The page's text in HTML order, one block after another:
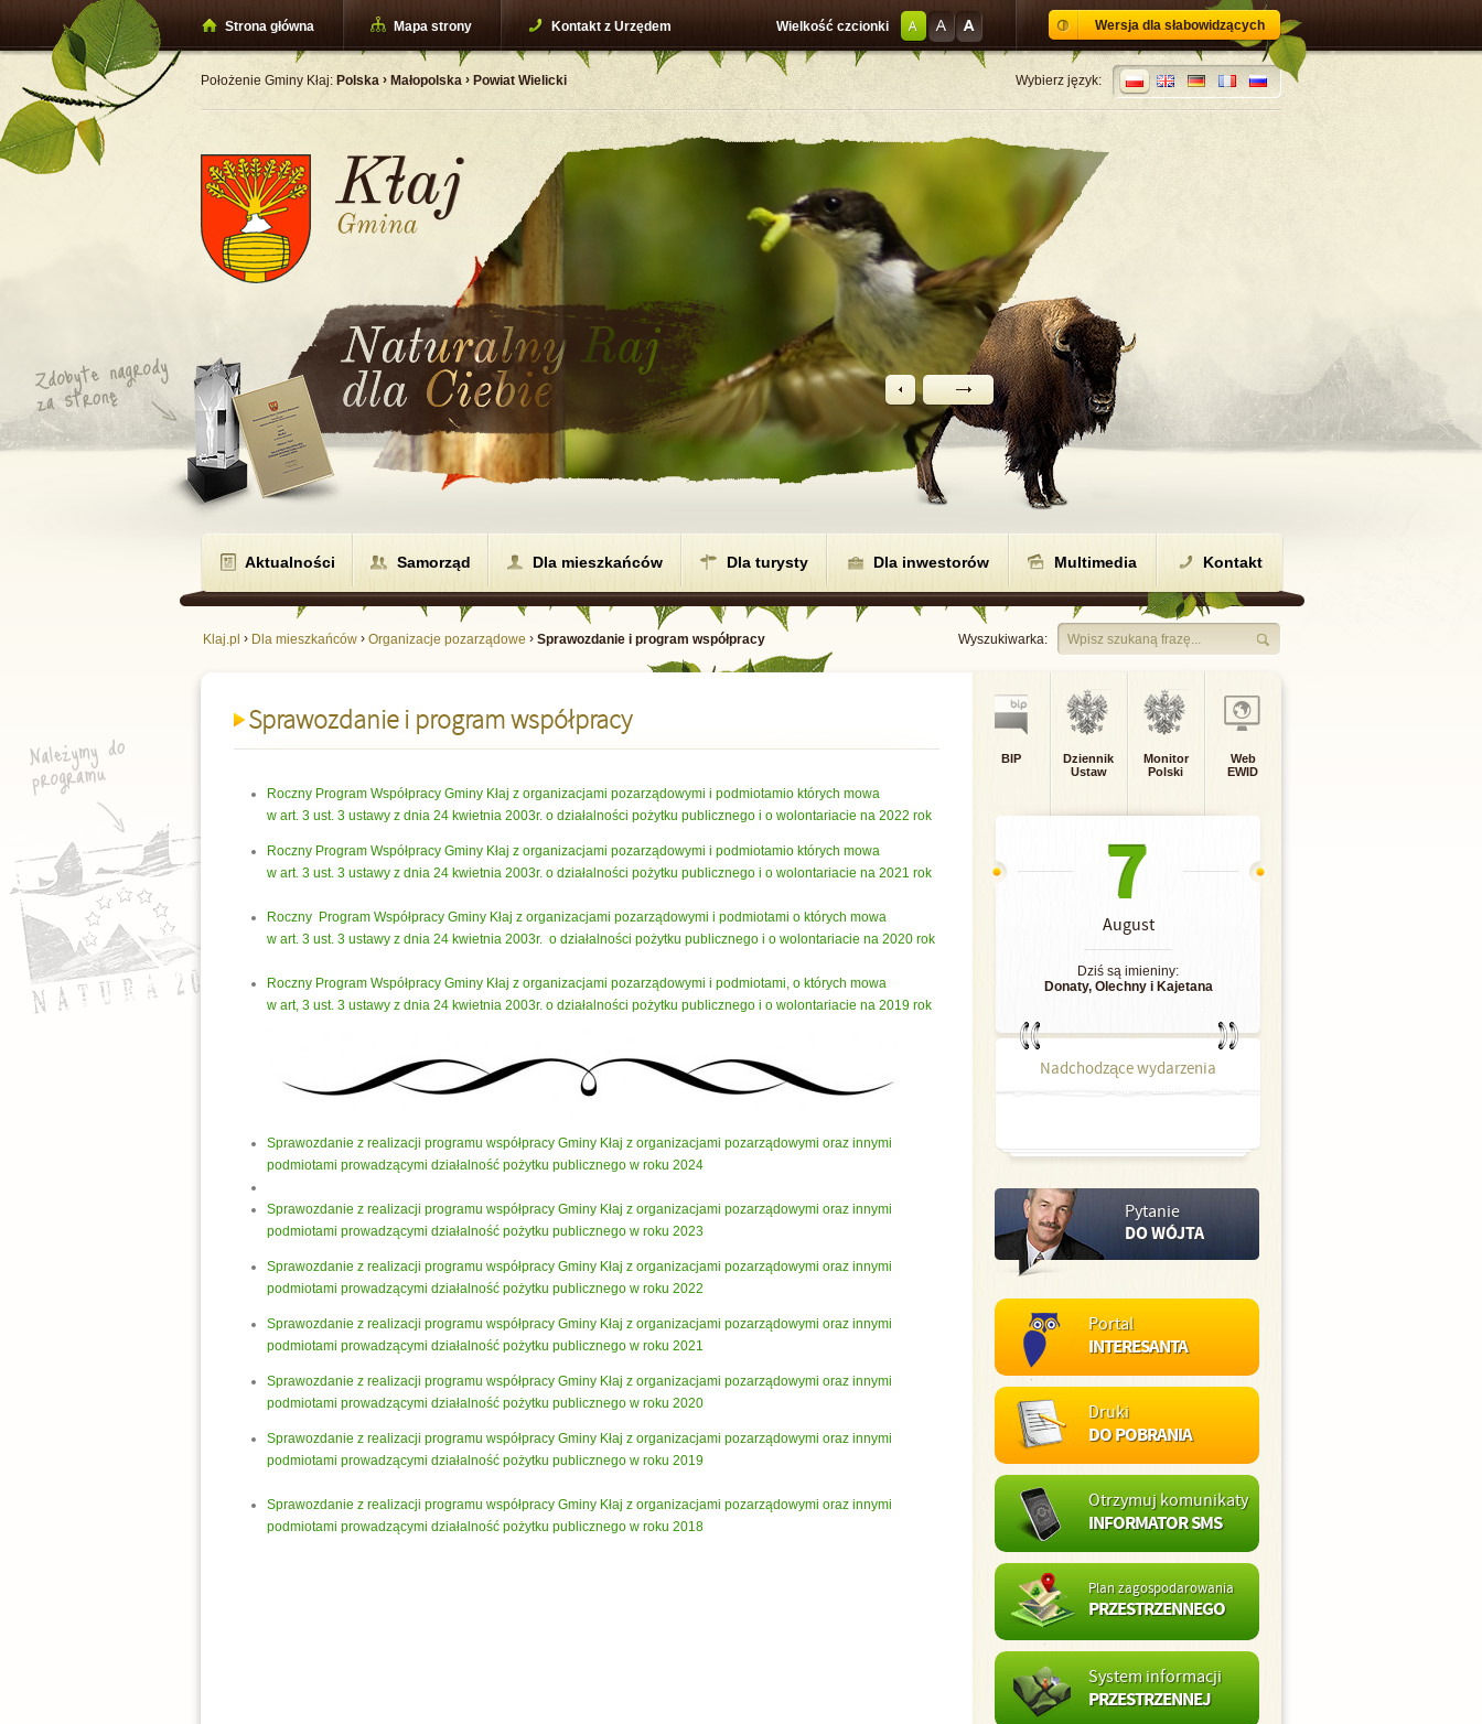
Położenie Gminy Kłaj: Polska › Małopolska › Powiat Wielicki Wybierz język:
Wersja dla słabowidzących
Wielkość czcionki
Strona główna Mapa strony Kontakt z Urzędem
Aktualności Samorząd Dla mieszkańców Dla turysty Dla inwestorów Multimedia Kontakt
Wyszukiwarka: Wpisz szukaną frazę...
Klaj.pl › Dla mieszkańców › Organizacje pozarządowe › Sprawozdanie i program współpracy
Sprawozdanie i program współpracy
Roczny Program Współpracy Gminy Kłaj z organizacjami pozarządowymi i podmiotamio których mowa
w art. 3 ust. 3 ustawy z dnia 24 kwietnia 2003r. o działalności pożytku publicznego i o wolontariacie na 2022 rok
Roczny Program Współpracy Gminy Kłaj z organizacjami pozarządowymi i podmiotamio których mowa
w art. 3 ust. 3 ustawy z dnia 24 kwietnia 2003r. o działalności pożytku publicznego i o wolontariacie na 2021 rok
Roczny Program Współpracy Gminy Kłaj z organizacjami pozarządowymi i podmiotami o których mowa
w art. 3 ust. 3 ustawy z dnia 24 kwietnia 2003r. o działalności pożytku publicznego i o wolontariacie na 2020 rok
Roczny Program Współpracy Gminy Kłaj z organizacjami pozarządowymi i podmiotami, o których mowa
w art, 3 ust. 3 ustawy z dnia 24 kwietnia 2003r. o działalności pożytku publicznego i o wolontariacie na 2019 rok
Sprawozdanie z realizacji programu współpracy Gminy Kłaj z organizacjami pozarządowymi oraz innymi
podmiotami prowadzącymi działalność pożytku publicznego w roku 2024
Sprawozdanie z realizacji programu współpracy Gminy Kłaj z organizacjami pozarządowymi oraz innymi
podmiotami prowadzącymi działalność pożytku publicznego w roku 2023
Sprawozdanie z realizacji programu współpracy Gminy Kłaj z organizacjami pozarządowymi oraz innymi
podmiotami prowadzącymi działalność pożytku publicznego w roku 2022
Sprawozdanie z realizacji programu współpracy Gminy Kłaj z organizacjami pozarządowymi oraz innymi
podmiotami prowadzącymi działalność pożytku publicznego w roku 2021
Sprawozdanie z realizacji programu współpracy Gminy Kłaj z organizacjami pozarządowymi oraz innymi
podmiotami prowadzącymi działalność pożytku publicznego w roku 2020
Sprawozdanie z realizacji programu współpracy Gminy Kłaj z organizacjami pozarządowymi oraz innymi
podmiotami prowadzącymi działalność pożytku publicznego w roku 2019
Sprawozdanie z realizacji programu współpracy Gminy Kłaj z organizacjami pozarządowymi oraz innymi
podmiotami prowadzącymi działalność pożytku publicznego w roku 2018
BIP
Dziennik
Ustaw
Monitor
Polski
Web
EWID
7
August
Dziś są imieniny:
Donaty, Olechnyi Kajetana
Nadchodzące wydarzenia
Pytanie
DO WÓJTA
Portal
INTERESANTA
Druki
DO POBRANIA
Otrzymuj komunikaty
INFORMATOR SMS
Plan zagospodarowania
PRZESTRZENNEGO
System informacji
PRZESTRZENNEJ